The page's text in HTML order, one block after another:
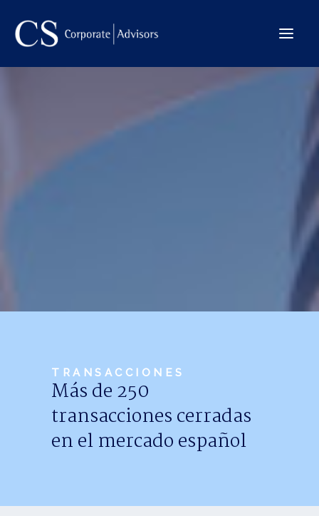
Español
TRANSACCIONES
Más de 250
transacciones cerradas
en el mercado español